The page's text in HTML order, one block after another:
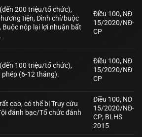
200 triệu/tổ chức),
tiện, Đình chỉ/buộc
Buộc nộp lại lợi nhuận bất
Điều 100, NĐ
15/2020/NĐ-
CP
100 triệu/tổ chức),
phép (6-12 tháng).
Điều 100, NĐ
15/2020/NĐ-
CP
cao, có thể bị Truy cứu
đánh bạc/Tổ chức đánh
Điều 100, NĐ
15/2020/NĐ-
CP; BLHS
2015